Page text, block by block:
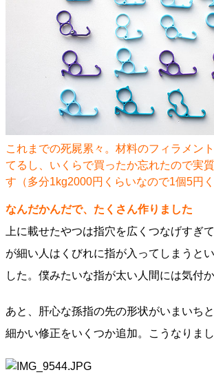
これまでの死屍累々。材料のフィラメン
てるし、いくらで買ったか忘れたので実
す（多分1kg2000円くらいなので1個5円く
なんだかんだで、たくさん作りました
上に載せたやつは指穴を広くつなげすぎ
が細い人はくびれに指が入ってしまうと
した。僕みたいな指が太い人間には気付
あと、肝心な孫指の先の形状がいまいち
細かい修正をいくつか追加。こうなりまし